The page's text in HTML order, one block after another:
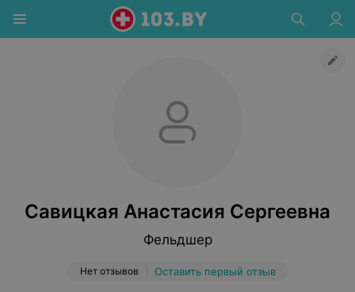
Савицкая Анастасия Сергеевна
Фельдшер
Нет отзывов Оставить первый отзыв